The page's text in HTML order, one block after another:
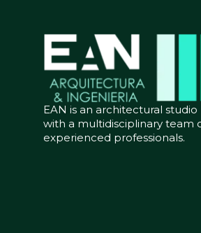
EAN is an architectural studio
with a multidisciplinary team
experienced professionals.